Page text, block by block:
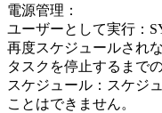
電源管理：
ユーザーとして実行：
再度スケジュールされ
タスクを停止するまで
スケジュール：スケジ
ことはできません。